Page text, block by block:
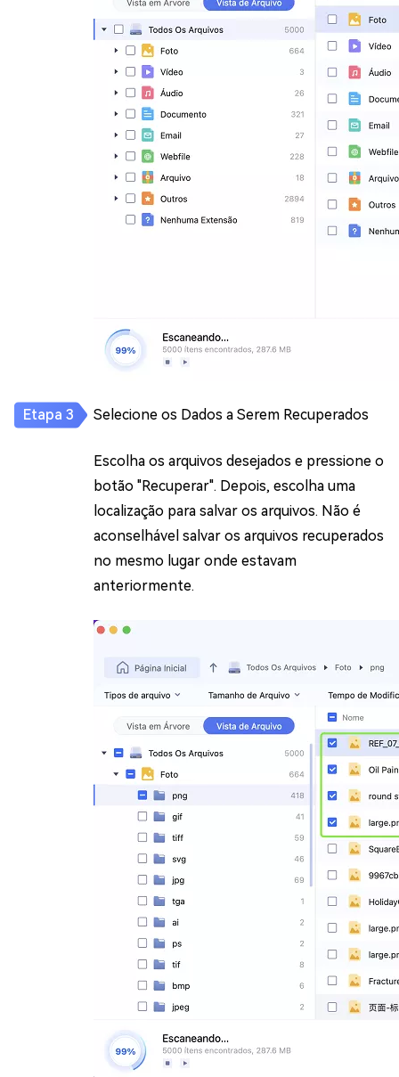
Selecione os Dados a Serem Recuperados
Escolha os arquivos desejados e pressione o
botão "Recuperar". Depois, escolha uma
localização para salvar os arquivos. Não é
aconselhável salvar os arquivos recuperados
no mesmo lugar onde estavam
anteriormente.